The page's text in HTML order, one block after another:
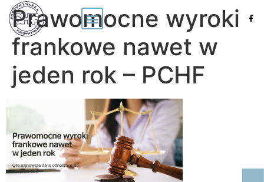
Prawomocne wyroki
frankowe nawet w
jeden rok – PCHF